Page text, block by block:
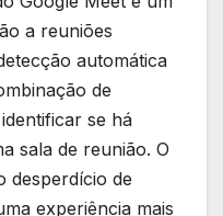
a reuniões
automática
de
se há
sala de reunião. O
desperdício de
experiência mais